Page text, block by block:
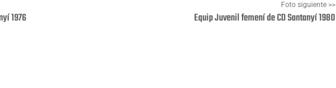
1976
Foto siguiente >>
Equip Juvenil femení de CD Santanyí 1980